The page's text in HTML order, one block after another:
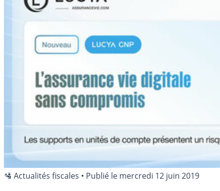
🛂 Actualités fiscales • Publié le mercredi 12 juin 2019